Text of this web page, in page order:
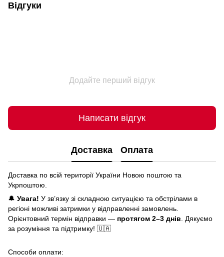
Відгуки
Додайте перший відгук
Написати відгук
Доставка Оплата
Доставка по всій території України Новою поштою та
Укрпоштою.
🔔 Увага! У зв’язку зі складною ситуацією та обстрілами в
регіоні можливі затримки у відправленні замовлень.
Орієнтовний термін відправки — протягом 2–3 днів . Дякуємо
за розуміння та підтримку! 🇺🇦
Способи оплати: